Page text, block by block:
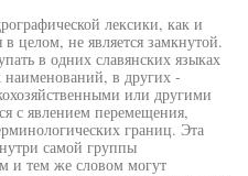
лексики, как и
целом, не является замкнутой.
в одних славянских языках
наименований, в других -
или другими
с явлением перемещения,
границ. Эта
самой группы
и тем же словом могут